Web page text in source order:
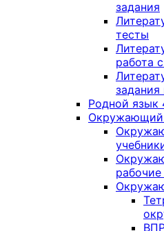
задания
тесты
работа
задания
Родной язык
Окружающий